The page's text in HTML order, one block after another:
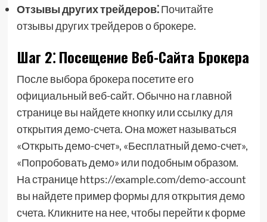
Отзывы других трейдеров⁚Почитайте
отзывы других трейдеров о брокере.
Шаг 2⁚ Посещение Веб-Сайта Брокера
После выбора брокера посетите его
официальный веб-сайт. Обычно на главной
странице вы найдете кнопку или ссылку для
открытия демо-счета. Она может называться
«Открыть демо-счет», «Бесплатный демо-счет»,
«Попробовать демо» или подобным образом.
На странице https://example.com/demo-account
вы найдете пример формы для открытия демо
счета. Кликните на нее, чтобы перейти к форме